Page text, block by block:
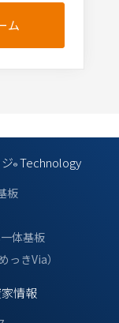
ム
®Technology
板
体基板
っきVia）
情報